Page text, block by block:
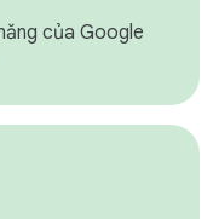
của Google